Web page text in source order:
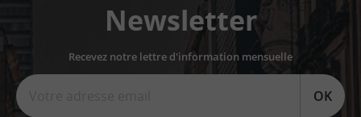
Newsletter
Recevez notre lettre d'information mensuelle
OK